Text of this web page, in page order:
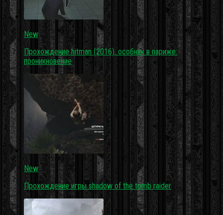
New
Прохождение hitman (2016). особняк в париже:
проникновение
New
Прохождение игры shadow of the tomb raider